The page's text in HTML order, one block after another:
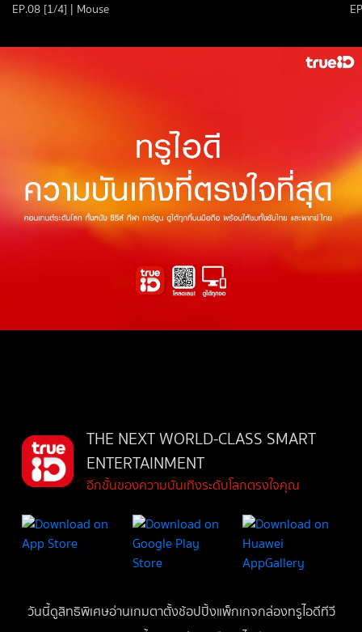
EP.08 [1/4] | Mouse
THE NEXT WORLD-CLASS SMART
ENTERTAINMENT
อีกขั้นของความบันเทิงระดับโลกตรงใจคุณ
วันนี้ดูสิทธิพิเศษอ่านเกมตาตั้งช้อปปิ้งแพ็กเกจกล่องทรูไอดีทีวี